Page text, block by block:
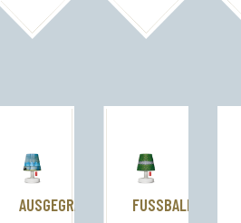
AUSGEGRABEN FUSSBALLRASEN